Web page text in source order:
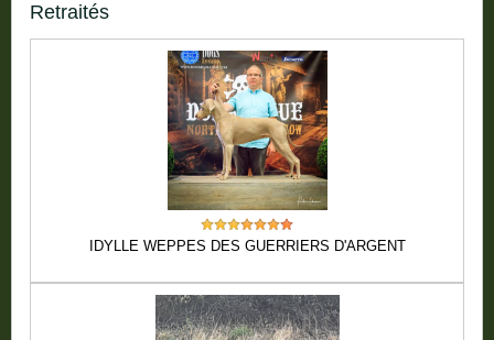
Retraités
IDYLLE WEPPES DES GUERRIERS D'ARGENT